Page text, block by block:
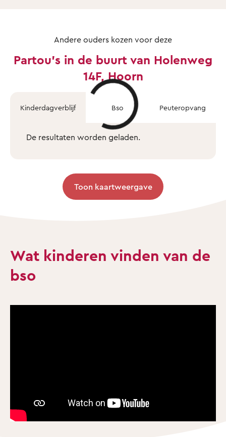
Andere ouders kozen voor deze
Partou's in de buurt van Holenweg
14F, Hoorn
Kinderdagverblijf Bso Peuteropvang
De resultaten worden geladen.
Toon kaartweergave
Wat kinderen vinden van de
bso